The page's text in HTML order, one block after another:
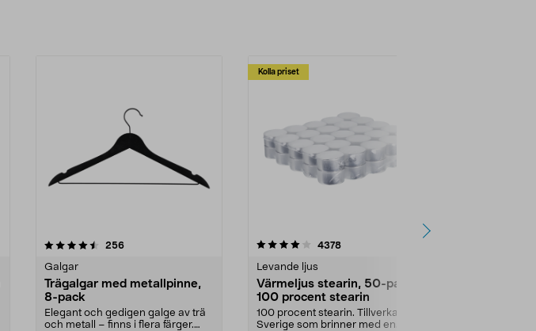
256recensioner
Galgar
Trägalgar med metallpinne,
8-pack
Elegant och gedigen galge av trä
och metall – finns i flera färger.
Kolla priset
4.0av 5 stjärnor 4378recensioner
Levande ljus
Värmeljus stearin, 50-pack,
100 procent stearin
100 procent stearin. Tillverkade i
Sverige som brinner med en
4.5av 5 stjärnor